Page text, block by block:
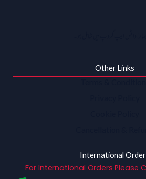
Other Links
International
For International Orders Please